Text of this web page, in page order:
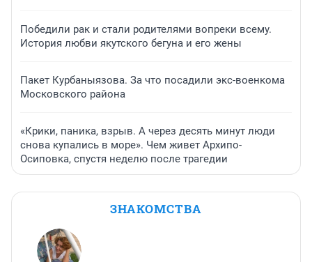
Победили рак и стали родителями вопреки всему.
История любви якутского бегуна и его жены
Пакет Курбаныязова. За что посадили экс-военкома
Московского района
«Крики, паника, взрыв. А через десять минут люди
снова купались в море». Чем живет Архипо-
Осиповка, спустя неделю после трагедии
ЗНАКОМСТВА